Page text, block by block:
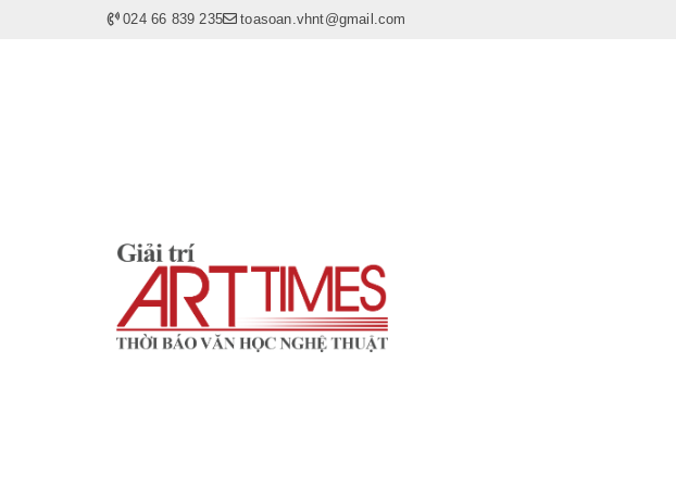
024 66 839 235 toasoan.vhnt@gmail.com